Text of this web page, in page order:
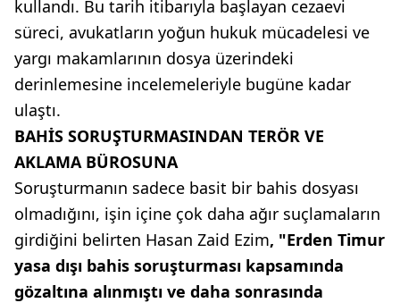
kullandı. Bu tarih itibarıyla başlayan cezaevi
süreci, avukatların yoğun hukuk mücadelesi ve
yargı makamlarının dosya üzerindeki
derinlemesine incelemeleriyle bugüne kadar
ulaştı.
BAHİS SORUŞTURMASINDAN TERÖR VE
AKLAMA BÜROSUNA
Soruşturmanın sadece basit bir bahis dosyası
olmadığını, işin içine çok daha ağır suçlamaların
girdiğini belirten Hasan Zaid Ezim, "Erden Timur
yasa dışı bahis soruşturması kapsamında
gözaltına alınmıştı ve daha sonrasında